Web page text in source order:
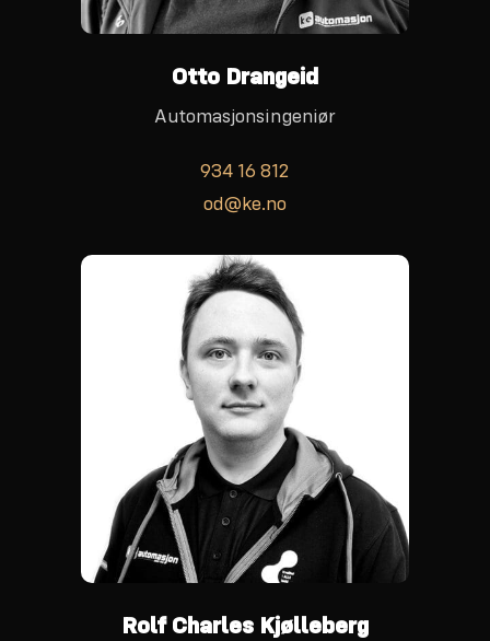
Otto Drangeid
Automasjonsingeniør
934 16 812
od@ke.no
Rolf Charles Kjølleberg